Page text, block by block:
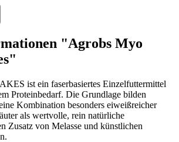
"Agrobs Myo
ist ein faserbasiertes Einzelfuttermittel
Proteinbedarf. Die Grundlage bilden
Kombination besonders eiweißreicher
als wertvolle, rein natürliche
Zusatz von Melasse und künstlichen